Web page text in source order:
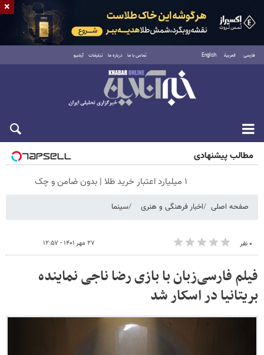
فارسی العربية English تماس با ما درباره ما تبلیغات آرشیو
پنجشنبه ۱۵ مرداد ۱۴۰۵
مطالب پیشنهادی
۱ میلیارد اعتبار خرید طلا | بدون ضامن و چک
صفحه اصلی اخبار فرهنگی و هنری سینما
۰ نفر ۲۷ مهر ۱۴۰۱ - ۱۲:۵۷
فیلم فارسی‌زبان با بازی رضا ناجی نماینده
بریتانیا در اسکار شد
×